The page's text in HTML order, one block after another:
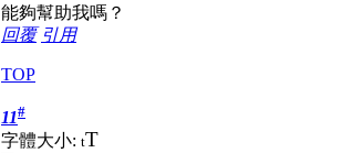
能夠幫助我嗎？
回覆 引用
TOP
11#
字體大小: tT